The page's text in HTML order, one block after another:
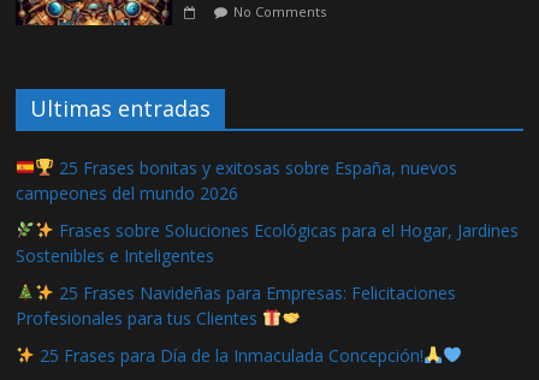
No Comments
Ultimas entradas
25 Frases bonitas y exitosas sobre España, nuevos
campeones del mundo 2026
Frases sobre Soluciones Ecológicas para el Hogar, Jardines
Sostenibles e Inteligentes
25 Frases Navideñas para Empresas: Felicitaciones
Profesionales para tus Clientes
25 Frases para Día de la Inmaculada Concepción!